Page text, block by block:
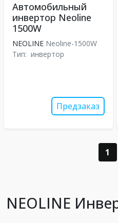
Автомобильный
инвертор Neoline
1500W
NEOLINE Neoline-1500W
Тип: инвертор
Предзаказ
1
NEOLINE